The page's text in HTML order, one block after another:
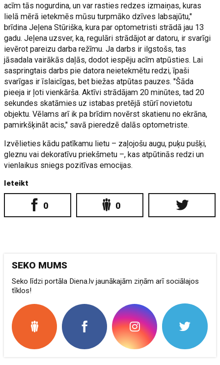
acīm tās nogurdina, un var rasties redzes izmaiņas, kuras
lielā mērā ietekmēs mūsu turpmāko dzīves labsajūtu,"
brīdina Jeļena Stūriška, kura par optometristi strādā jau 13
gadu. Jeļena uzsver, ka, regulāri strādājot ar datoru, ir svarīgi
ievērot pareizu darba režīmu. Ja darbs ir ilgstošs, tas
jāsadala vairākās daļās, dodot iespēju acīm atpūsties. Lai
saspringtais darbs pie datora neietekmētu redzi, īpaši
svarīgas ir īslaicīgas, bet biežas atpūtas pauzes. "Šāda
pieeja ir ļoti vienkārša. Aktīvi strādājam 20 minūtes, tad 20
sekundes skatāmies uz istabas pretējā stūrī novietotu
objektu. Vēlams arī ik pa brīdim novērst skatienu no ekrāna,
pamirkšķināt acis," savā pieredzē dalās optometriste.
Izvēlieties kādu patīkamu lietu – zaļojošu augu, puķu pušķi,
gleznu vai dekoratīvu priekšmetu –, kas atpūtinās redzi un
vienlaikus sniegs pozitīvas emocijas.
Ieteikt
0 0
SEKO MUMS
Seko līdzi portāla Diena.lv jaunākajām ziņām arī sociālajos
tīklos!